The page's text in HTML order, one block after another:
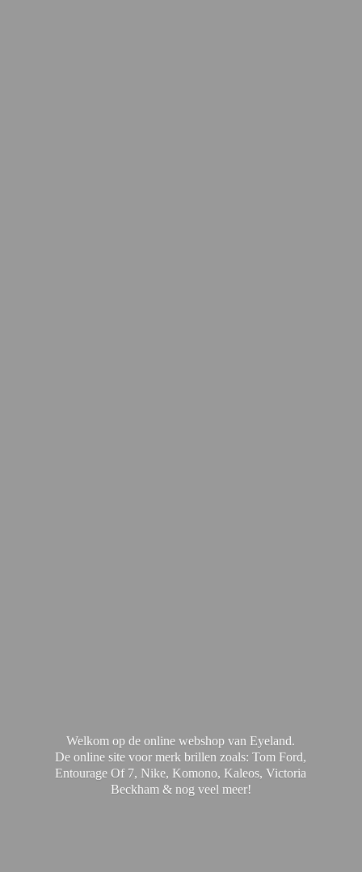
Welkom op de online webshop van Eyeland.
De online site voor merk brillen zoals: Tom Ford,
Entourage Of 7, Nike, Komono, Kaleos, Victoria
Beckham & nog veel meer!